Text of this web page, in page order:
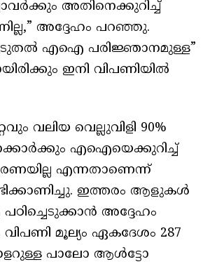
അതിനെക്കുറിച്ച്
അദ്ദേഹം പറഞ്ഞു.
എഐ പരിജ്ഞാനമുള്ള”
ഇനി വിപണിയിൽ
വലിയ വെല്ലുവിളി 90%
എഐയെക്കുറിച്ച്
എന്നതാണെന്ന്
ഇത്തരം ആളുകൾ
അദ്ദേഹം
വിപണി മൂല്യം ഏകദേശം 287
പാലോ ആൾട്ടോ